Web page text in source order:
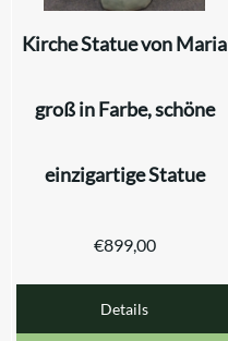
Kirche Statue von Maria
groß in Farbe, schöne
einzigartige Statue
€899,00
Details